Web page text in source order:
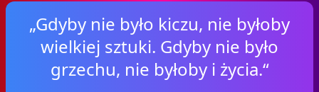
„Gdyby nie było kiczu, nie byłoby
wielkiej sztuki. Gdyby nie było
grzechu, nie byłoby i życia.“